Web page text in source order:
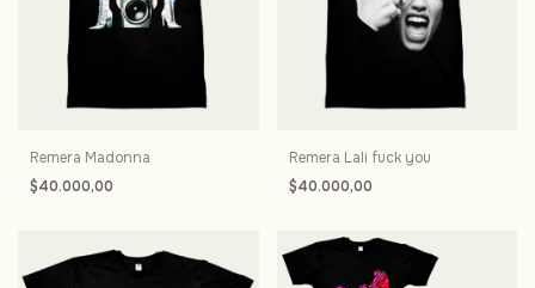
Remera Madonna
$40.000,00
Remera Lali fuck you
$40.000,00